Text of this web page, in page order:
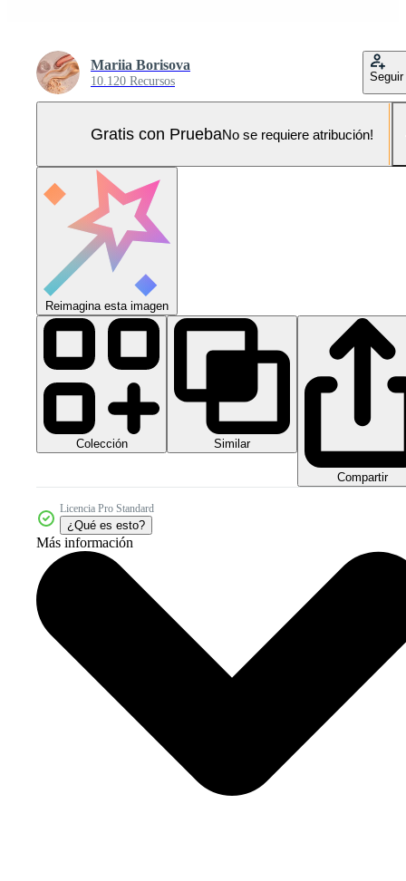
Mariia Borisova
10.120 Recursos Seguir
Gratis con PruebaNo se requiere atribución!
Reimagina esta imagen
Colección Similar
Compartir
Licencia Pro Standard
¿Qué es esto?
Más información